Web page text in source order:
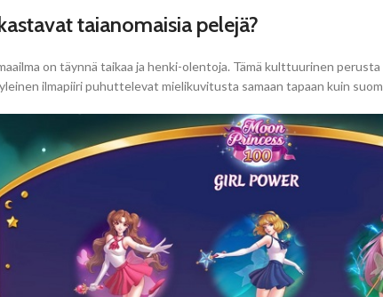
taianomaisia pelejä?
on täynnä taikaa ja henki-olentoja. Tämä kulttuurinen
ilmapiiri puhuttelevat mielikuvitusta samaan tapaan kuin